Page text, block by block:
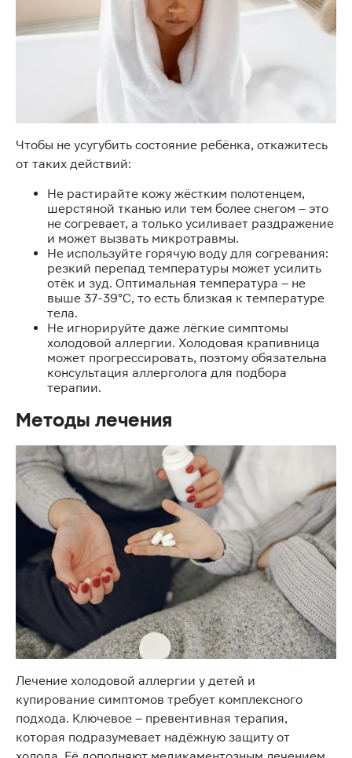
Чтобы не усугубить состояние ребёнка, откажитесь
от таких действий:
Не растирайте кожу жёстким полотенцем,
шерстяной тканью или тем более снегом – это
не согревает, а только усиливает раздражение
и может вызвать микротравмы.
Не используйте горячую воду для согревания:
резкий перепад температуры может усилить
отёк и зуд. Оптимальная температура – не
выше 37-39°C, то есть близкая к температуре
тела.
Не игнорируйте даже лёгкие симптомы
холодовой аллергии. Холодовая крапивница
может прогрессировать, поэтому обязательна
консультация аллерголога для подбора
терапии.
Методы лечения
Лечение холодовой аллергии у детей и
купирование симптомов требует комплексного
подхода. Ключевое – превентивная терапия,
которая подразумевает надёжную защиту от